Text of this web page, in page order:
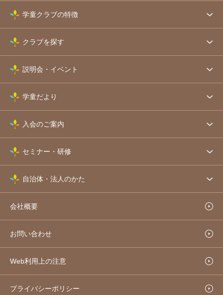
学童クラブの特徴
クラブを探す
説明会・イベント
学童だより
入会のご案内
セミナー・研修
自治体・法人のかた
会社概要
お問い合わせ
Web利用上の注意
プライバシーポリシー